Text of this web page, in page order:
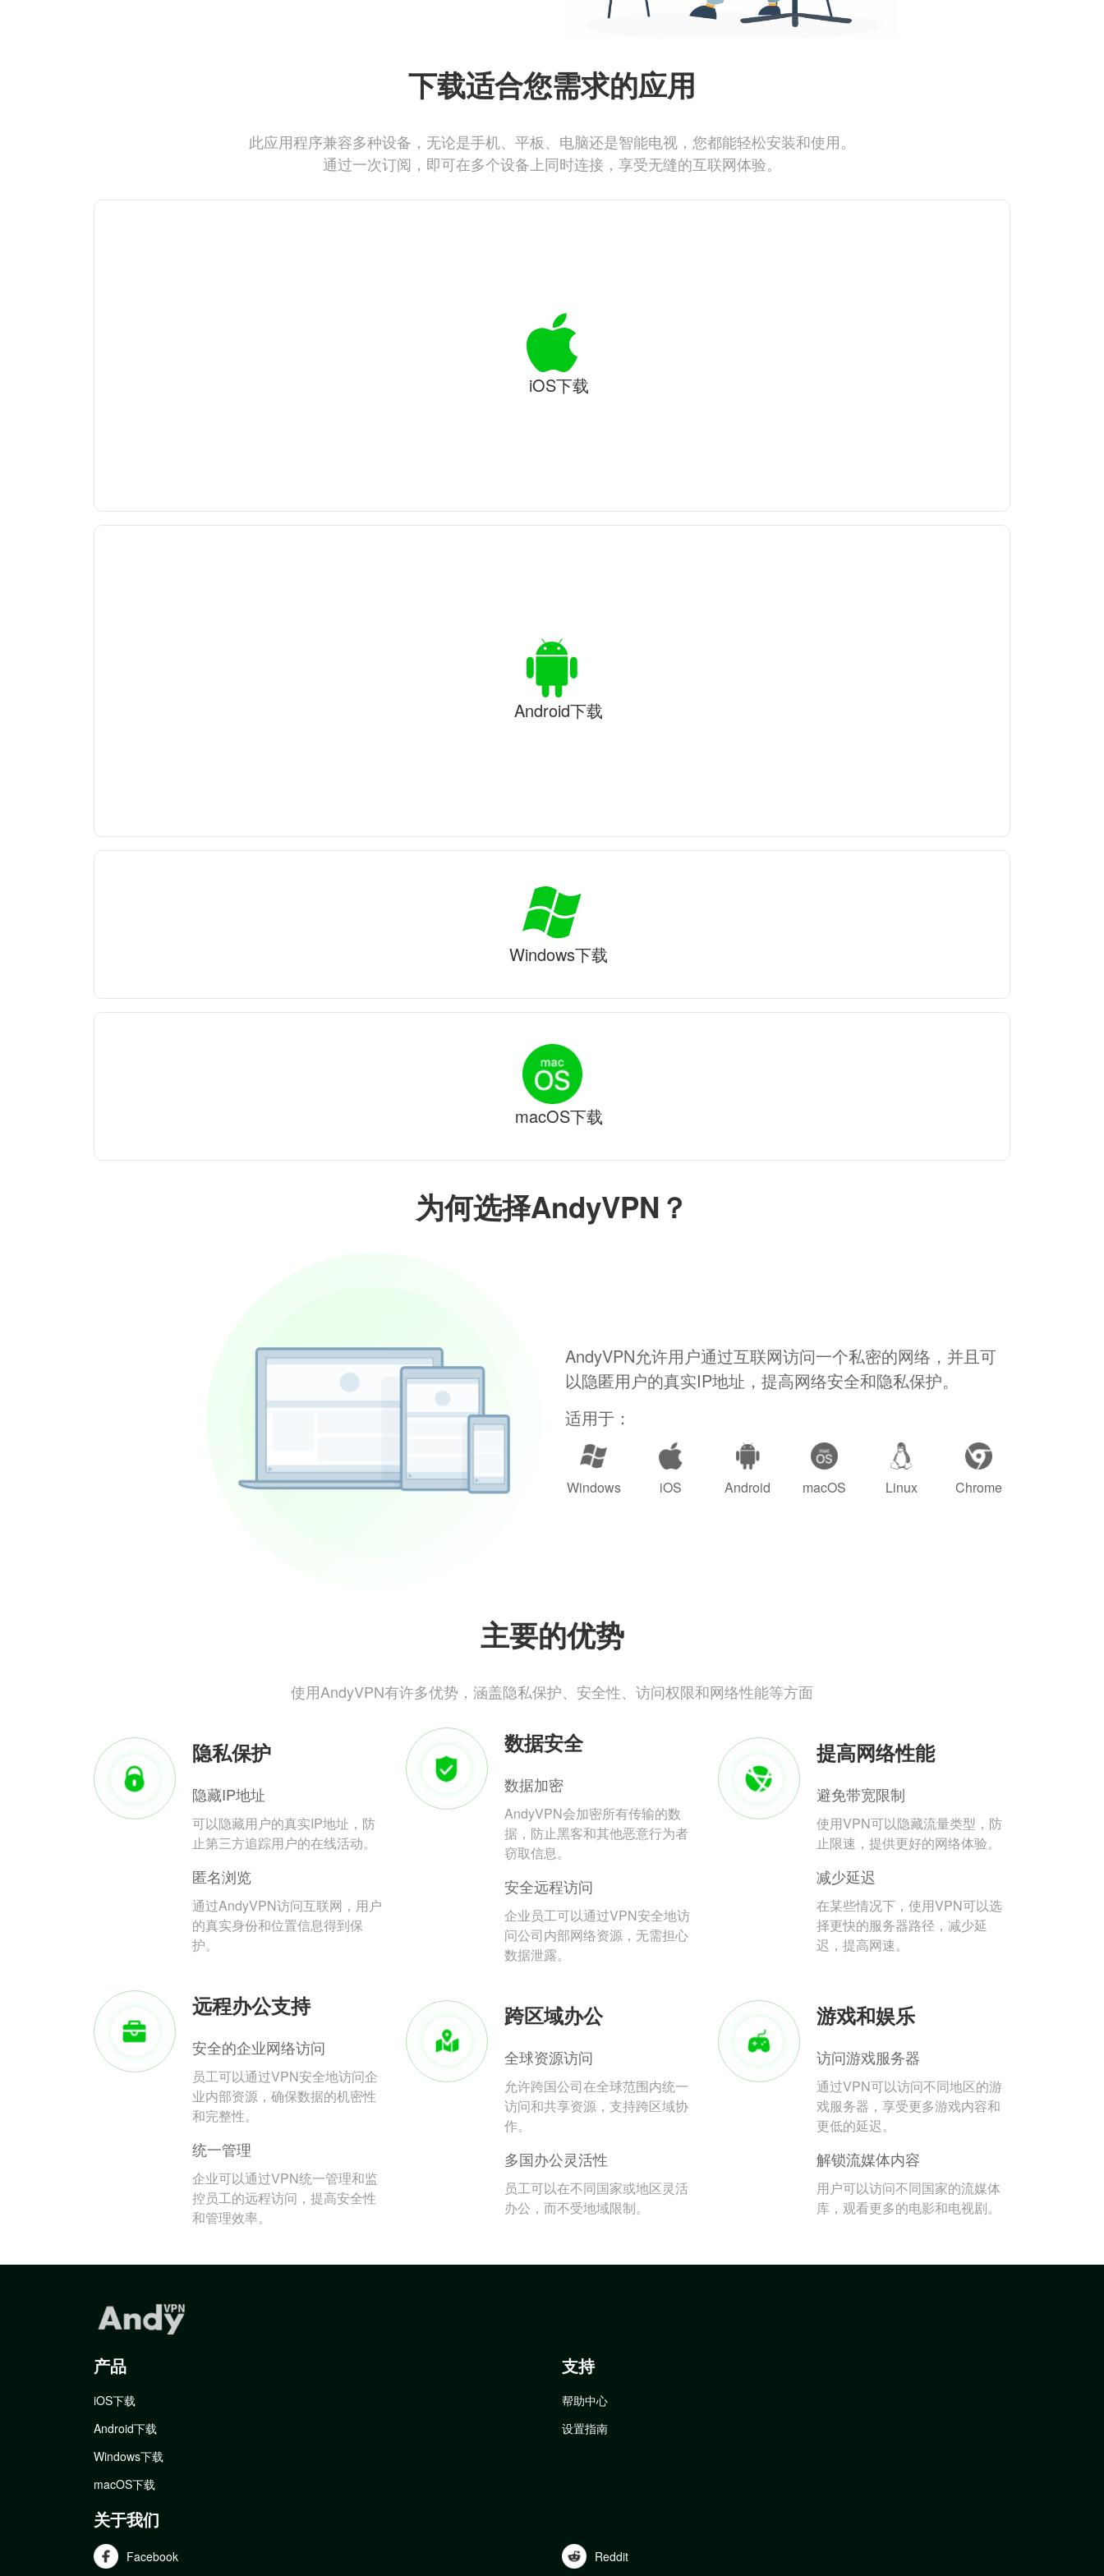
为何选择AndyVPN？
AndyVPN允许用户通过互联网访问一个私密的网络，并且可
以隐匿用户的真实IP地址，提高网络安全和隐私保护。
适用于：
Windows iOS Android macOS Linux Chrome
主要的优势
使用AndyVPN有许多优势，涵盖隐私保护、安全性、访问权限和网络性能等方面
隐私保护
隐藏IP地址
可以隐藏用户的真实IP地址，防
止第三方追踪用户的在线活动。
匿名浏览
通过AndyVPN访问互联网，用户
的真实身份和位置信息得到保
护。
数据安全
数据加密
AndyVPN会加密所有传输的数
据，防止黑客和其他恶意行为者
窃取信息。
安全远程访问
企业员工可以通过VPN安全地访
问公司内部网络资源，无需担心
数据泄露。
提高网络性能
避免带宽限制
使用VPN可以隐藏流量类型，防
止限速，提供更好的网络体验。
减少延迟
在某些情况下，使用VPN可以选
择更快的服务器路径，减少延
迟，提高网速。
远程办公支持
安全的企业网络访问
员工可以通过VPN安全地访问企
业内部资源，确保数据的机密性
和完整性。
统一管理
企业可以通过VPN统一管理和监
控员工的远程访问，提高安全性
和管理效率。
跨区域办公
全球资源访问
允许跨国公司在全球范围内统一
访问和共享资源，支持跨区域协
作。
多国办公灵活性
员工可以在不同国家或地区灵活
办公，而不受地域限制。
游戏和娱乐
访问游戏服务器
通过VPN可以访问不同地区的游
戏服务器，享受更多游戏内容和
更低的延迟。
解锁流媒体内容
用户可以访问不同国家的流媒体
库，观看更多的电影和电视剧。
下载适合您需求的应用
此应用程序兼容多种设备，无论是手机、平板、电脑还是智能电视，您都能轻松安装和使用。
通过一次订阅，即可在多个设备上同时连接，享受无缝的互联网体验。
iOS下载
Android下载
Windows下载
macOS下载
产品
iOS下载
Android下载
Windows下载
macOS下载
支持
帮助中心
设置指南
关于我们
Facebook Reddit